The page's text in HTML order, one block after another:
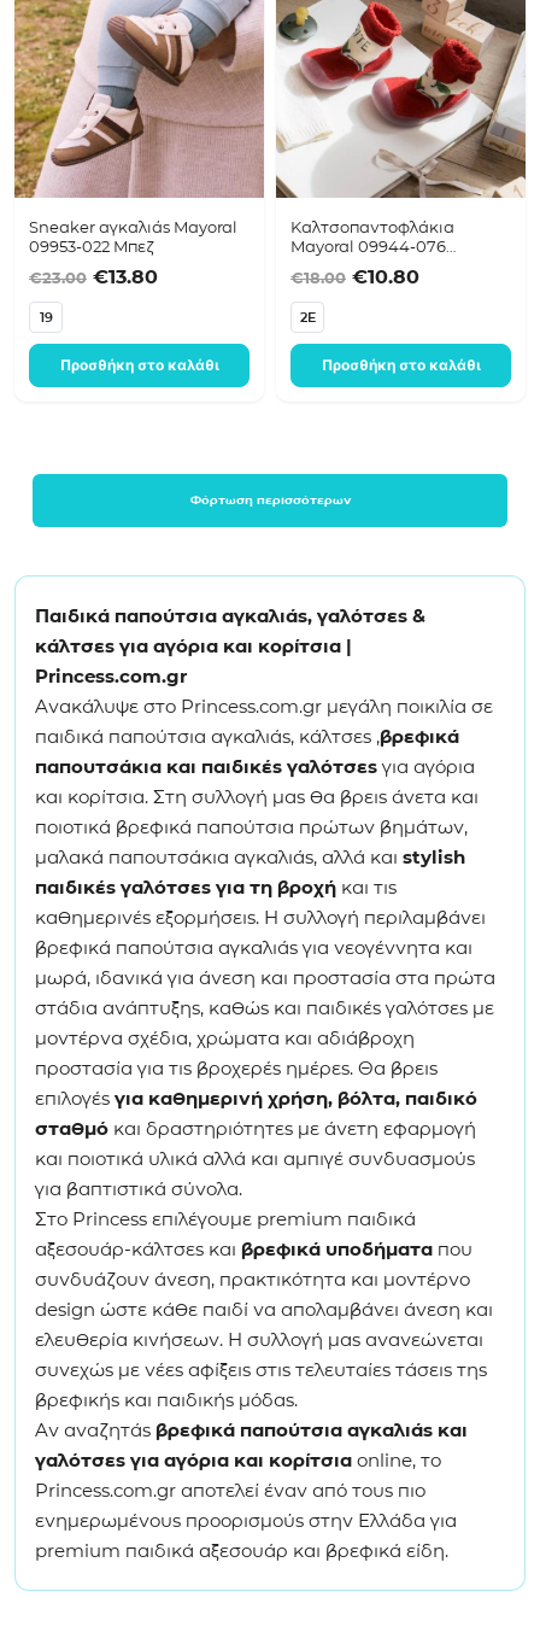
Sneaker αγκαλιάς Mayoral
09953-022 Μπεζ
€23.00 Original price was: €23.00.
€13.80Η τρέχουσα τιμή είναι: €13.80.
19
Προσθήκη στο καλάθι
Καλτσοπαντοφλάκια
Mayoral 09944-076
€18.00 Original price
€10.80Η τρέχουσα
2E
Προσθήκη στο καλάθι
Φόρτωση περισσότερων
Παιδικά παπούτσια αγκαλιάς, γαλότσες &
κάλτσες για αγόρια και κορίτσια |
Princess.com.gr
Ανακάλυψε στο Princess.com.gr μεγάλη ποικιλία σε
παιδικά παπούτσια αγκαλιάς, κάλτσες ,βρεφικά
παπουτσάκια και παιδικές γαλότσεςγια αγόρια
και κορίτσια. Στη συλλογή μας θα βρεις άνετα και
ποιοτικά βρεφικά παπούτσια πρώτων βημάτων,
μαλακά παπουτσάκια αγκαλιάς, αλλά και stylish
παιδικές γαλότσες για τη βροχή και τις
καθημερινές εξορμήσεις. Η συλλογή περιλαμβάνει
βρεφικά παπούτσια αγκαλιάς για νεογέννητα και
μωρά, ιδανικά για άνεση και προστασία στα πρώτα
στάδια ανάπτυξης, καθώς και παιδικές γαλότσες με
μοντέρνα σχέδια, χρώματα και αδιάβροχη
προστασία για τις βροχερές ημέρες. Θα βρεις
επιλογές για καθημερινή χρήση, βόλτα, παιδικό
σταθμό και δραστηριότητες με άνετη εφαρμογή
και ποιοτικά υλικά αλλά και αμπιγέ συνδυασμούς
για βαπτιστικά σύνολα.
Στο Princess επιλέγουμε premium παιδικά
αξεσουάρ-κάλτσες και βρεφικά υποδήματα που
συνδυάζουν άνεση, πρακτικότητα και μοντέρνο
design ώστε κάθε παιδί να απολαμβάνει άνεση και
ελευθερία κινήσεων. Η συλλογή μας ανανεώνεται
συνεχώς με νέες αφίξεις στις τελευταίες τάσεις της
βρεφικής και παιδικής μόδας.
Αν αναζητάς βρεφικά παπούτσια αγκαλιάς και
γαλότσες για αγόρια και κορίτσια online, το
Princess.com.gr αποτελεί έναν από τους πιο
ενημερωμένους προορισμούς στην Ελλάδα για
premium παιδικά αξεσουάρ και βρεφικά είδη.